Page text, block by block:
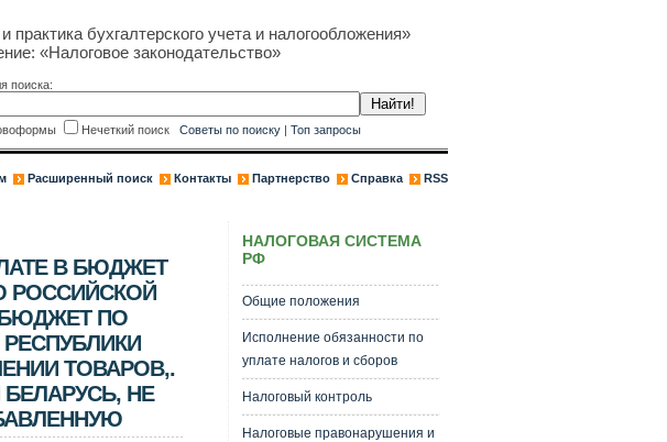
практика бухгалтерского учета и налогообложения»
«Налоговое законодательство»
поиска:
Нечеткий поиск Советы по поиску| Топ запросы
Расширенный поиск Контакты Партнерство Справка RSS
В БЮДЖЕТ
РОССИЙСКОЙ
БЮДЖЕТ ПО
ТОВАРОВ,.
НЕ
НАЛОГОВАЯ СИСТЕМА
РФ
Общие положения
Исполнение обязанности по
уплате налогов и сборов
Налоговый контроль
Налоговые правонарушения и